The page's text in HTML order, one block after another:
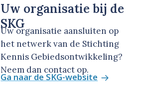
Uw organisatie bij de
SKG
Uw organisatie aansluiten op
het netwerk van de Stichting
Kennis Gebiedsontwikkeling?
Neem dan contact op.
Ga naar de SKG-website